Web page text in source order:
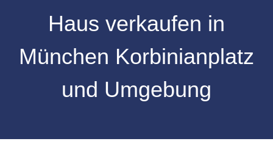
Haus verkaufen in
München Korbinianplatz
und Umgebung